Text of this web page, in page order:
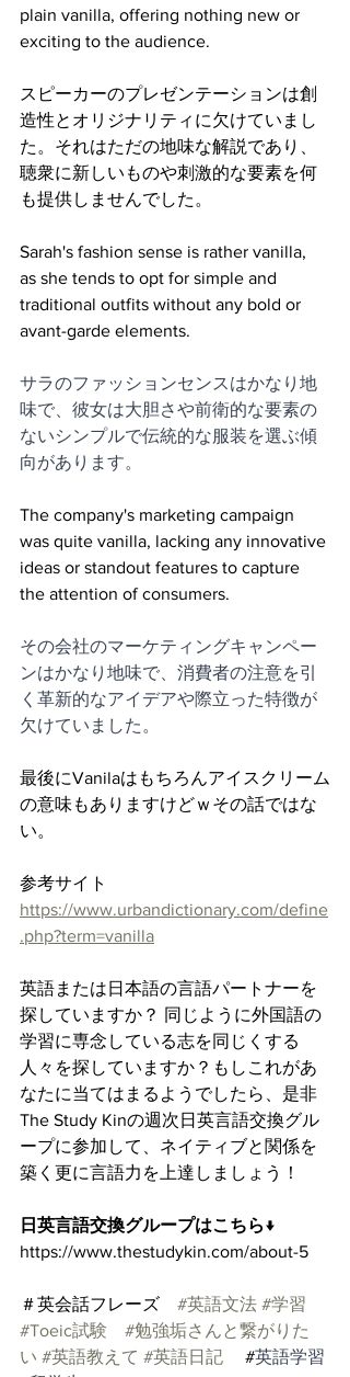
plain vanilla, offering nothing new or
exciting to the audience.
スピーカーのプレゼンテーションは創
造性とオリジナリティに欠けていまし
た。それはただの地味な解説であり、
聴衆に新しいものや刺激的な要素を何
も提供しませんでした。
Sarah's fashion sense is rather vanilla,
as she tends to opt for simple and
traditional outfits without any bold or
avant-garde elements.
サラのファッションセンスはかなり地
味で、彼女は大胆さや前衛的な要素の
ないシンプルで伝統的な服装を選ぶ傾
向があります。
The company's marketing campaign
was quite vanilla, lacking any innovative
ideas or standout features to capture
the attention of consumers.
その会社のマーケティングキャンペー
ンはかなり地味で、消費者の注意を引
く革新的なアイデアや際立った特徴が
欠けていました。
最後にVanilaはもちろんアイスクリーム
の意味もありますけどｗその話ではな
い。
参考サイト
https://www.urbandictionary.com/define
.php?term=vanilla
英語または日本語の言語パートナーを
探していますか？ 同じように外国語の
学習に専念している志を同じくする
人々を探していますか？もしこれがあ
なたに当てはまるようでしたら、是非
The Study Kinの週次日英言語交換グル
ープに参加して、ネイティブと関係を
築く更に言語力を上達しましょう！
日英言語交換グループはこちら↓
https://www.thestudykin.com/about-5
＃英会話フレーズ #英語文法 #学習
#Toeic試験
#勉強垢さんと繋がりた
い #英語教えて #英語日記 #英語学習